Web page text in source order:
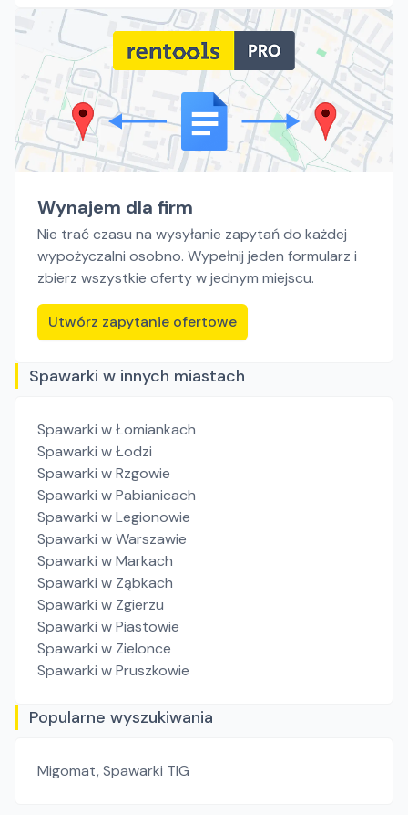
Wynajem dla firm
Nie trać czasu na wysyłanie zapytań do każdej
wypożyczalni osobno. Wypełnij jeden formularz i
zbierz wszystkie oferty w jednym miejscu.
Utwórz zapytanie ofertowe
Spawarki w innych miastach
Spawarki w Łomiankach
Spawarki w Łodzi
Spawarki w Rzgowie
Spawarki w Pabianicach
Spawarki w Legionowie
Spawarki w Warszawie
Spawarki w Markach
Spawarki w Ząbkach
Spawarki w Zgierzu
Spawarki w Piastowie
Spawarki w Zielonce
Spawarki w Pruszkowie
Popularne wyszukiwania
Migomat,Spawarki TIG